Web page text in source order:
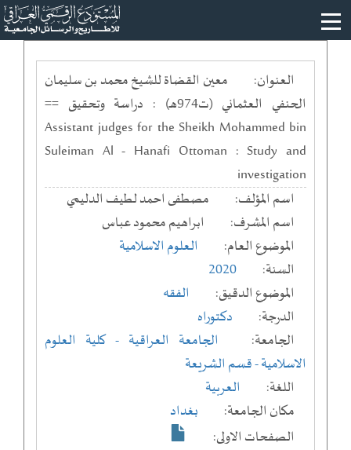
العنوان:
معين القضاة للشيخ محمد بن سليمان
الحنفي العثماني (ت974هـ) : دراسة وتحقيق ==
Assistant judges for the Sheikh Mohammed bin
Suleiman Al - Hanafi Ottoman : Study and
investigation
اسم المؤلف:
مصطفى احمد لطيف الدليمي
اسم المشرف:
ابراهيم محمود عباس
الموضوع العام:
العلوم الاسلامية
السنة:
2020
الموضوع الدقيق:
الفقه
الدرجة:
دكتوراه
الجامعة:
الجامعة العراقية - كلية العلوم
الاسلامية- قسم الشريعة
اللغة:
العربية
مكان الجامعة:
بغداد
الصفحات الاولى: